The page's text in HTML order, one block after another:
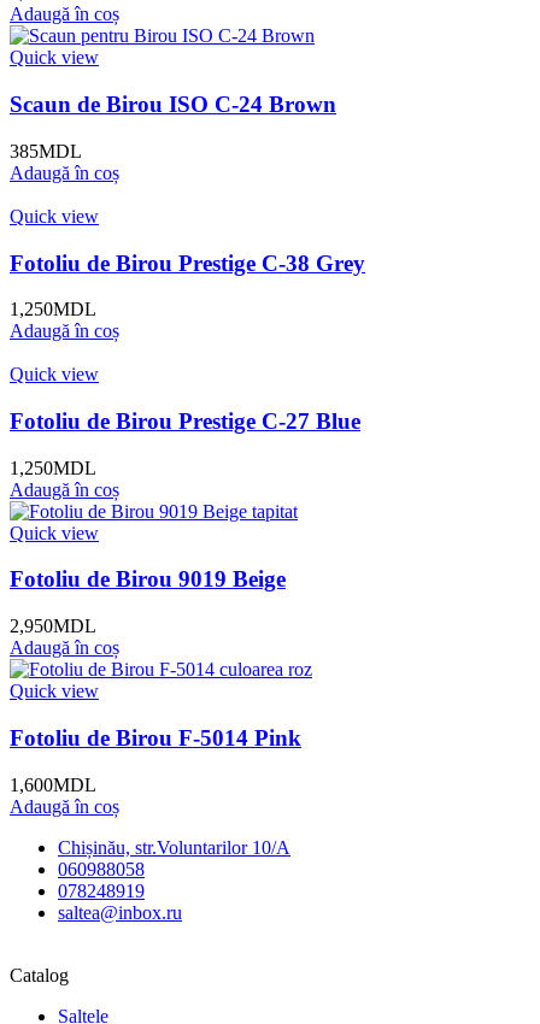
Adaugă în coș
Quick view
Scaun de Birou ISO C-24 Brown
385MDL
Adaugă în coș
Quick view
Fotoliu de Birou Prestige C-38 Grey
1,250MDL
Adaugă în coș
Quick view
Fotoliu de Birou Prestige C-27 Blue
1,250MDL
Adaugă în coș
Quick view
Fotoliu de Birou 9019 Beige
2,950MDL
Adaugă în coș
Quick view
Fotoliu de Birou F-5014 Pink
1,600MDL
Adaugă în coș
Chișinău, str.Voluntarilor 10/A
060988058
078248919
saltea@inbox.ru
Catalog
Saltele